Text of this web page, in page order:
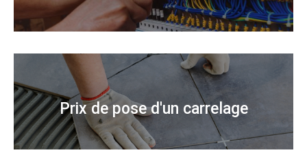
Prix de pose d'un carrelage